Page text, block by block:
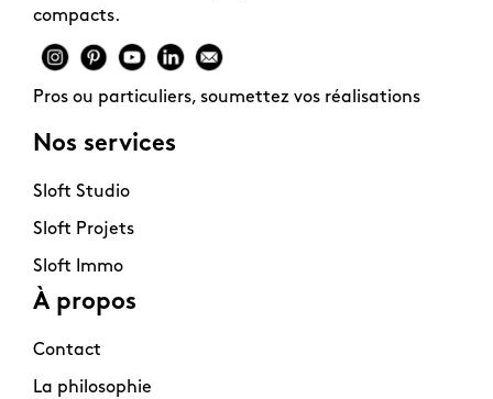
compacts.
Pros ou particuliers, soumettez vos réalisations
Nos services
Sloft Studio
Sloft Projets
Sloft Immo
À propos
Contact
La philosophie